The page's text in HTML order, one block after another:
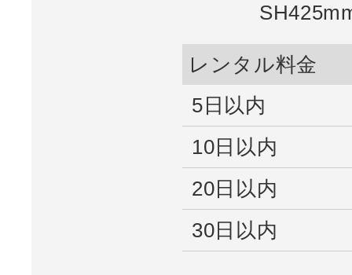
レンタル料金
5日以内
10日以内
20日以内
30日以内